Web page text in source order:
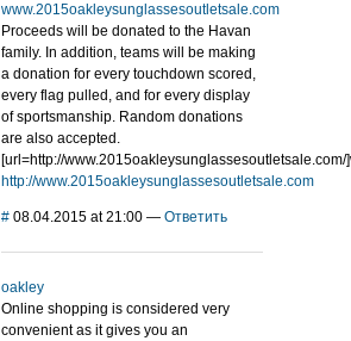
www.2015oakleysunglassesoutletsale.com
Proceeds will be donated to the Havan
family. In addition, teams will be making
a donation for every touchdown scored,
every flag pulled, and for every display
of sportsmanship. Random donations
are also accepted.
[url=http://
http://www.2015oakleysunglassesoutletsale.com
# 08.04.2015 at 21:00 — Ответить
oakley
Online shopping is considered very
convenient as it gives you an